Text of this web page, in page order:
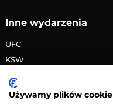
Inne wydarzenia
UFC
KSW
PRIME MMA
Używamy plików cookie